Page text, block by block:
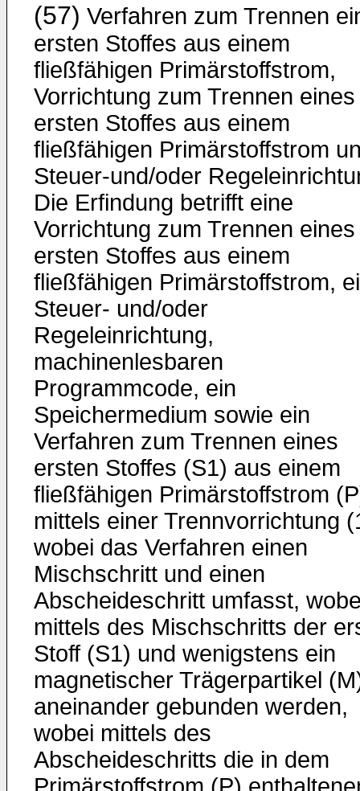
(57) Verfahren zum Trennen
ersten Stoffes aus einem
fließfähigen Primärstoffstrom,
Vorrichtung zum Trennen eines
ersten Stoffes aus einem
fließfähigen Primärstoffstrom
Steuer-und/oder
Die Erfindung betrifft eine
Vorrichtung zum Trennen eines
ersten Stoffes aus einem
fließfähigen Primärstoffstrom,
Steuer- und/oder
Regeleinrichtung,
machinenlesbaren
Programmcode, ein
Speichermedium sowie ein
Verfahren zum Trennen eines
ersten Stoffes (S1) aus einem
fließfähigen Primärstoffstrom
mittels einer Trennvorrichtung
wobei das Verfahren einen
Mischschritt und einen
Abscheideschritt umfasst,
mittels des Mischschritts der
Stoff (S1) und wenigstens ein
magnetischer Trägerpartikel
aneinander gebunden werden,
wobei mittels des
Abscheideschritts die in dem